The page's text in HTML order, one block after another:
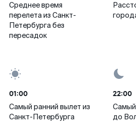
Среднее время
перелета из Санкт-
Петербурга без
пересадок
01:00
Самый ранний вылет из
Санкт-Петербурга
22:00
Самый
до